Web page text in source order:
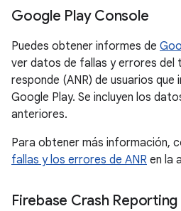
Google Play Console
Puedes obtener informes de
ver datos de fallas y errores del
responde (ANR) de usuarios
Google Play. Se incluyen los
anteriores.
Para obtener más información,
fallas y los errores de ANR en la
Firebase Crash Reporting